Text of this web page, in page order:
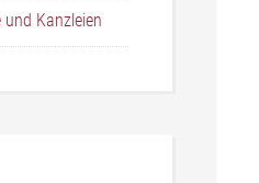
Kanzleien